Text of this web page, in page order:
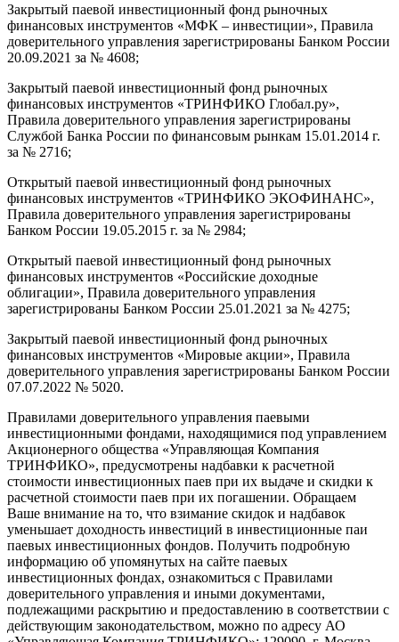
Закрытый паевой инвестиционный фонд рыночных
финансовых инструментов «МФК – инвестиции», Правила
доверительного управления зарегистрированы Банком России
20.09.2021 за № 4608;
Закрытый паевой инвестиционный фонд рыночных
финансовых инструментов «ТРИНФИКО Глобал.ру»,
Правила доверительного управления зарегистрированы
Службой Банка России по финансовым рынкам 15.01.2014 г.
за № 2716;
Открытый паевой инвестиционный фонд рыночных
финансовых инструментов «ТРИНФИКО ЭКОФИНАНС»,
Правила доверительного управления зарегистрированы
Банком России 19.05.2015 г. за № 2984;
Открытый паевой инвестиционный фонд рыночных
финансовых инструментов «Российские доходные
облигации», Правила доверительного управления
зарегистрированы Банком России 25.01.2021 за № 4275;
Закрытый паевой инвестиционный фонд рыночных
финансовых инструментов «Мировые акции», Правила
доверительного управления зарегистрированы Банком России
07.07.2022 № 5020.
Правилами доверительного управления паевыми
инвестиционными фондами, находящимися под управлением
Акционерного общества «Управляющая Компания
ТРИНФИКО», предусмотрены надбавки к расчетной
стоимости инвестиционных паев при их выдаче и скидки к
расчетной стоимости паев при их погашении. Обращаем
Ваше внимание на то, что взимание скидок и надбавок
уменьшает доходность инвестиций в инвестиционные паи
паевых инвестиционных фондов. Получить подробную
информацию об упомянутых на сайте паевых
инвестиционных фондах, ознакомиться с Правилами
доверительного управления и иными документами,
подлежащими раскрытию и предоставлению в соответствии с
действующим законодательством, можно по адресу АО